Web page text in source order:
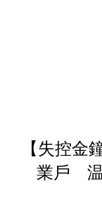
【失控金
業戶 温